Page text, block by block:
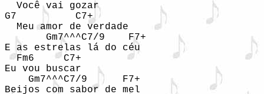
  Você vai gozar
G7          C7+
  Meu amor de verdade
       Gm7^^^C7/9    F7+
E as estrelas lá do céu
  Fm6     C7+
Eu vou buscar
    Gm7^^^C7/9      F7+
Beijos com sabor de mel